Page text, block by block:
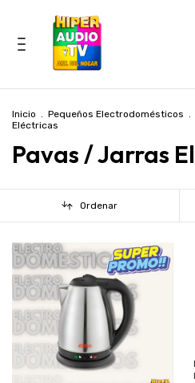
Inicio . Pequeños Electrodomésticos .
Eléctricas
Pavas / Jarras
Ordenar